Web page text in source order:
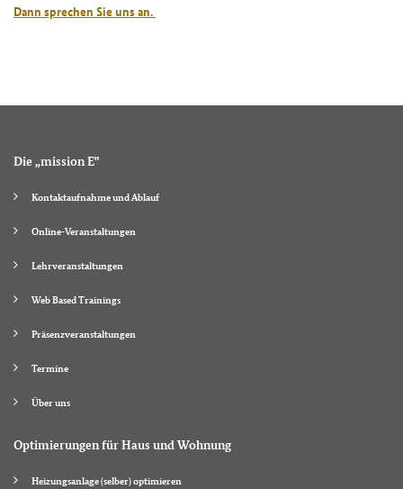
Dann sprechen Sie uns an.
Die „mission E"
Kontaktaufnahme und Ablauf
Online-Veranstaltungen
Lehrveranstaltungen
Web Based Trainings
Präsenzveranstaltungen
Termine
Über uns
Optimierungen für Haus und Wohnung
Heizungsanlage (selber) optimieren